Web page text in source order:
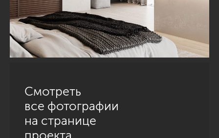
Смотреть
все фотографии
на странице